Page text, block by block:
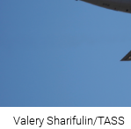
Valery Sharifulin/TASS